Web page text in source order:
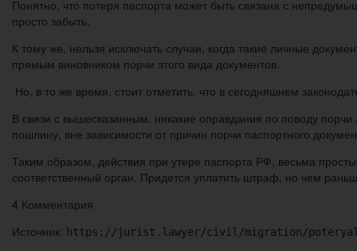
Понятно, что потеря паспорта может быть связана с
просто забыть.
К тому же, нельзя исключать случаи, когда такие личные
прямым виновником порчи этого вида документов.
Но, в то же время, стоит отметить, что в сегодняшнем
В связи с вышесказанным, никакие оправдания по поводу
пошлину, вне зависимости от причин порчи паспортного
Таким образом, действия при утере паспорта РФ, весьма
соответственный орган. Придется уплатить штраф, но чем
4 Комментария
Источник: https://jurist.lawyer/civil/migration/